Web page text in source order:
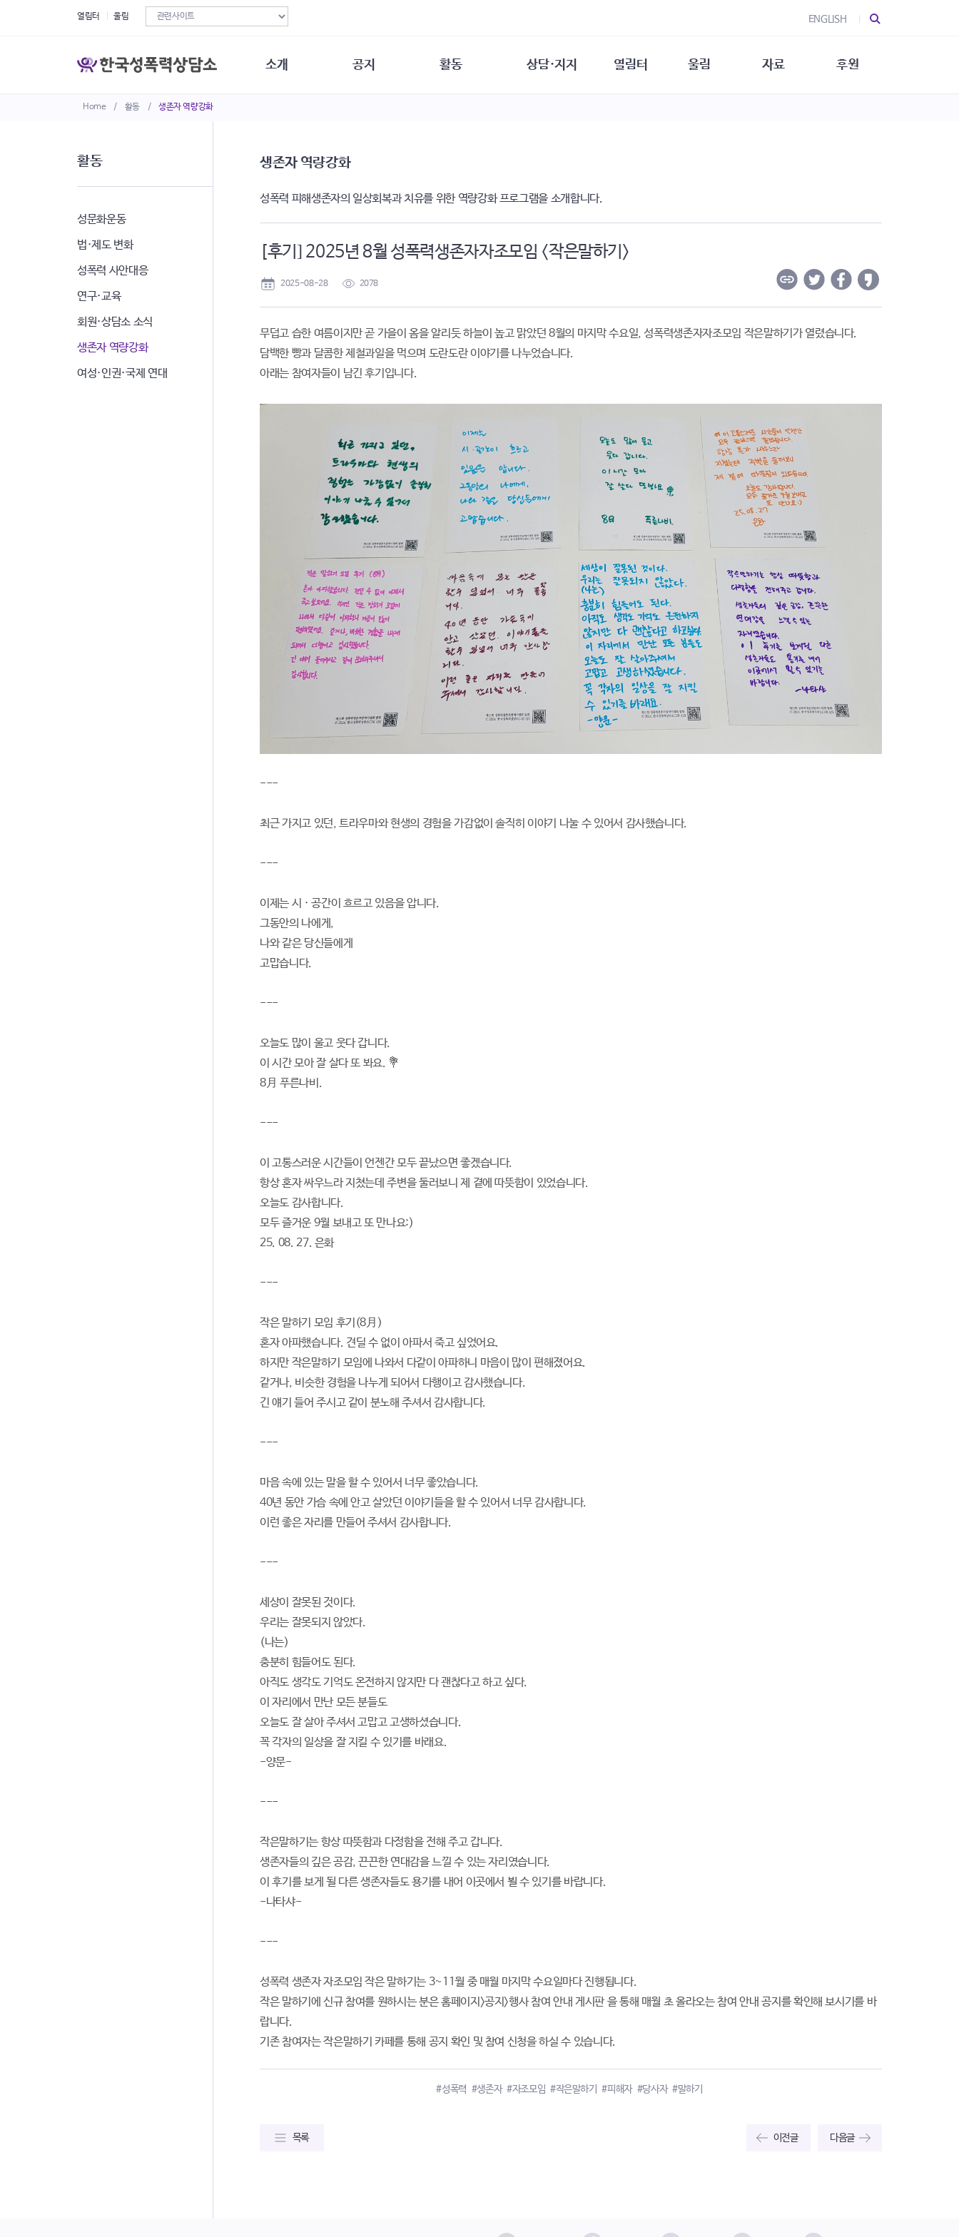
Home / 활동 / 생존자 역량강화
열림터 울림 ENGLISH
소개
오시는길
정관·규정·약속
공지 활동
생존자 역량강화
상담·지지
함께 고민하기
열림터 울림 자료 후원
활동
성문화운동
법·제도 변화
성폭력 사안대응
연구·교육
회원·상담소 소식
생존자 역량강화
여성·인권·국제 연대
생존자 역량강화
성폭력 피해생존자의 일상회복과 치유를 위한 역량강화 프로그램을 소개합니다.
[후기] 2025년 8월 성폭력생존자자조모임 <작은말하기>
2025-08-28 2078
무덥고 습한 여름이지만 곧 가을이 옴을 알리듯 하늘이 높고 맑았던 8월의 마지막 수요일, 성폭력생존자자조모임 작은말하기가 열렸습니다.
담백한 빵과 달콤한 제철과일을 먹으며 도란도란 이야기를 나누었습니다.
아래는 참여자들이 남긴 후기입니다.
---
최근 가지고 있던, 트라우마와 현생의 경험을 가감없이 솔직히 이야기 나눌 수 있어서 감사했습니다.
---
이제는 시 · 공간이 흐르고 있음을 압니다.
그동안의 나에게,
나와 같은 당신들에게
고맙습니다.
---
오늘도 많이 울고 웃다 갑니다.
이 시간 모아 잘 살다 또 봐요. 💐
8月 푸른나비.
---
이 고통스러운 시간들이 언젠간 모두 끝났으면 좋겠습니다.
항상 혼자 싸우느라 지쳤는데 주변을 둘러보니 제 곁에 따뜻함이 있었습니다.
오늘도 감사합니다.
모두 즐거운 9월 보내고 또 만나요:)
25. 08. 27. 은화
---
작은 말하기 모임 후기(8月)
혼자 아파했습니다. 견딜 수 없이 아파서 죽고 싶었어요.
하지만 작은말하기 모임에 나와서 다같이 아파하니 마음이 많이 편해졌어요.
같거나, 비슷한 경험을 나누게 되어서 다행이고 감사했습니다.
긴 얘기 들어 주시고 같이 분노해 주셔서 감사합니다.
---
마음 속에 있는 말을 할 수 있어서 너무 좋았습니다.
40년 동안 가슴 속에 안고 살았던 이야기들을 할 수 있어서 너무 감사합니다.
이런 좋은 자리를 만들어 주셔서 감사합니다.
---
세상이 잘못된 것이다.
우리는 잘못되지 않았다.
(나는)
충분히 힘들어도 된다.
아직도 생각도 기억도 온전하지 않지만 다 괜찮다고 하고 싶다.
이 자리에서 만난 모든 분들도
오늘도 잘 살아 주셔서 고맙고 고생하셨습니다.
꼭 각자의 일상을 잘 지킬 수 있기를 바래요.
-양문-
---
작은말하기는 항상 따뜻함과 다정함을 전해 주고 갑니다.
생존자들의 깊은 공감, 끈끈한 연대감을 느낄 수 있는 자리였습니다.
이 후기를 보게 될 다른 생존자들도 용기를 내어 이곳에서 뵐 수 있기를 바랍니다.
-나타샤-
---
성폭력 생존자 자조모임 작은 말하기는 3~11월 중 매월 마지막 수요일마다 진행됩니다.
작은 말하기에 신규 참여를 원하시는 분은 홈페이지>공지>행사 참여 안내 게시판 을 통해 매월 초 올라오는 참여 안내 공지를 확인해 보시기를 바
랍니다.
기존 참여자는 작은말하기 카페를 통해 공지 확인 및 참여 신청을 하실 수 있습니다.
#성폭력 #생존자 #자조모임 #작은말하기 #피해자 #당사자 #말하기
목록 이전글 다음글